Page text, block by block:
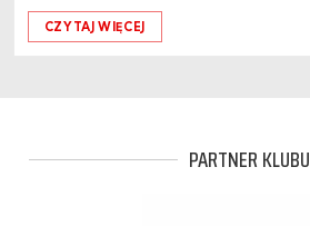
CZYTAJ WIĘCEJ
PARTNER KLUBU